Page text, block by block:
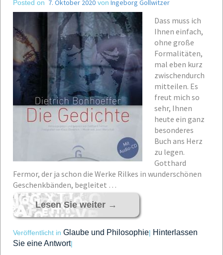
Posted on 7. Oktober 2020 von Ingeborg Gollwitzer
Dass muss ich
Ihnen einfach,
ohne große
Formalitäten,
mal eben kurz
zwischendurch
mitteilen. Es
freut mich so
sehr, Ihnen
heute ein ganz
besonderes
Buch ans Herz
zu legen.
Gotthard
Fermor, der ja schon die Werke Rilkes in wunderschönen
Geschenkbänden, begleitet …
Lesen Sie weiter →
Veröffentlicht in Glaube und Philosophie| Hinterlassen
Sie eine Antwort|